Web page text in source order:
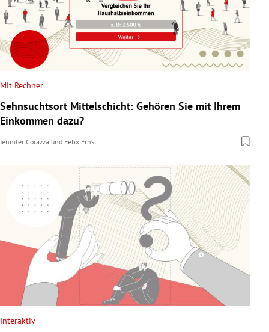
Mit Rechner
Sehnsuchtsort Mittelschicht: Gehören Sie mit Ihrem
Einkommen dazu?
Jennifer Corazza und Felix Ernst
Interaktiv